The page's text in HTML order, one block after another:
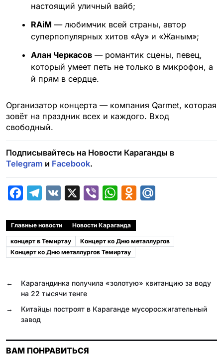
настоящий уличный вайб;
RAiM — любимчик всей страны, автор
суперпопулярных хитов «Ау» и «Жаным»;
Алан Черкасов — романтик сцены, певец,
который умеет петь не только в микрофон, а
й прям в сердце.
Организатор концерта — компания Qarmet, которая
зовёт на праздник всех и каждого. Вход
свободный.
Подписывайтесь на Новости Караганды в
Telegram и Facebook.
c
e
b
o
k
l
e
g
a
m
b
e
r
W
a
t
s
p
o
a
s
i
l
u
Главные новости Новости Караганда
концерт в Темиртау
Концерт ко Дню металлургов
Концерт ко Дню металлургов Темиртау
←
Карагандинка получила «золотую» квитанцию за воду
на 22 тысячи тенге
→
Китайцы построят в Караганде мусоросжигательный
завод
ВАМ ПОНРАВИТЬСЯ